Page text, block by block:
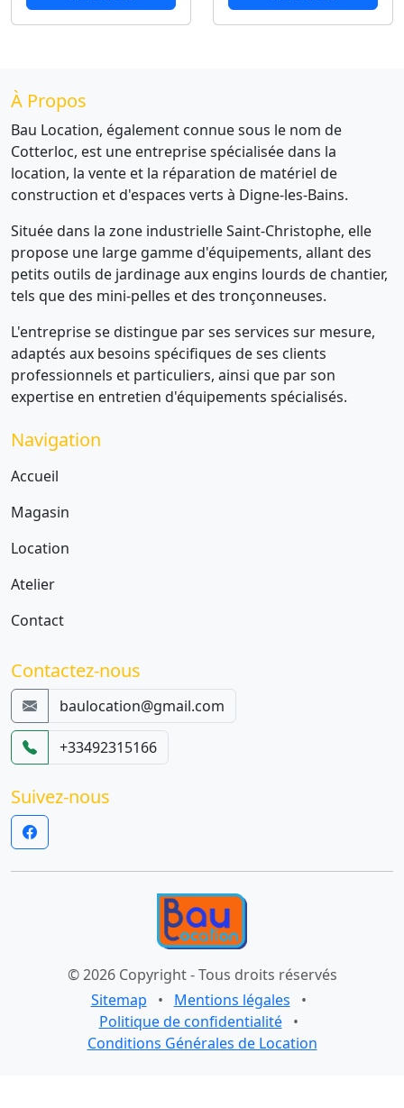
À Propos
Bau Location, également connue sous le nom de
Cotterloc, est une entreprise spécialisée dans la
location, la vente et la réparation de matériel de
construction et d'espaces verts à Digne-les-Bains.
Située dans la zone industrielle Saint-Christophe, elle
propose une large gamme d'équipements, allant des
petits outils de jardinage aux engins lourds de chantier,
tels que des mini-pelles et des tronçonneuses.
L'entreprise se distingue par ses services sur mesure,
adaptés aux besoins spécifiques de ses clients
professionnels et particuliers, ainsi que par son
expertise en entretien d'équipements spécialisés.
Navigation
Accueil
Magasin
Location
Atelier
Contact
Contactez-nous
baulocation@gmail.com
+33492315166
Suivez-nous
© 2026 Copyright - Tous droits réservés
Sitemap
• Mentions légales
•
Politique de confidentialité
•
Conditions Générales de Location